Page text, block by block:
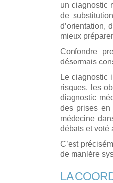
un diagnostic
de
d’orientation,
mieux
Confondre
désormais
Le diagnostic
risques, les
diagnostic
des prises en
médecine
débats et voté
C’est
de manière
LA